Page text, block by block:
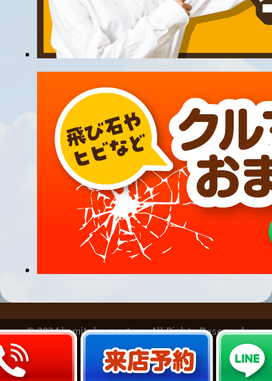
© 2024 kamitake mortors. All Rights Reserved.